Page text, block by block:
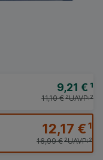
9,21 € ¹
UAVP:²
11,10 €²
12,17 €¹
UAVP:²
16,99 €²